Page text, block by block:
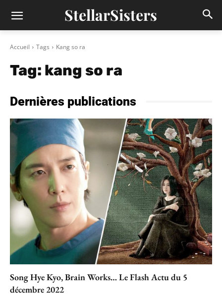
StellarSisters
Accueil Tags Kang so ra
Tag: kang so ra
Dernières publications
Song Hye Kyo, Brain Works… Le Flash Actu du 5
décembre 2022